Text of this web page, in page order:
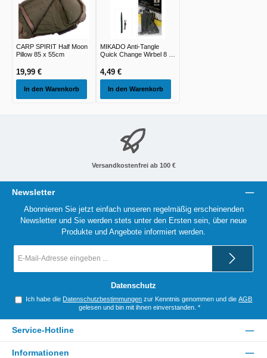
CARP SPIRIT Half Moon
Pillow 85 x 55cm
19,99 €
In den Warenkorb
MIKADO Anti-Tangle
Quick Change Wirbel 8 -
4,49 €
In den Warenkorb
Versandkostenfrei ab 100 €
Newsletter
Abonnieren Sie jetzt einfach unseren regelmäßig erscheinenden
Newsletter und Sie werden stets unter den Ersten sein, über neue
Produkte und Angebote informiert werden.
Mail-
Datenschutz
Ich habe die Datenschutzbestimmungen zur Kenntnis genommen und dieAGB
gelesen und bin mit ihnen einverstanden. *
Service-Hotline
Informationen